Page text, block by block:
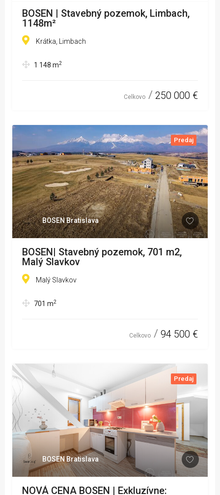
BOSEN | Stavebný pozemok, Limbach,
1148m²
Krátka, Limbach
1 148 m2
Celkovo 250 000 €
Predaj
BOSEN Bratislava
BOSEN| Stavebný pozemok, 701 m2,
Malý Slavkov
Malý Slavkov
701 m2
Celkovo 94 500 €
Predaj
BOSEN Bratislava
NOVÁ CENA BOSEN | Exkluzívne: